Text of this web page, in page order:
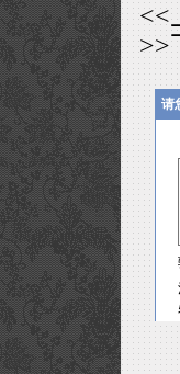
<<
>>